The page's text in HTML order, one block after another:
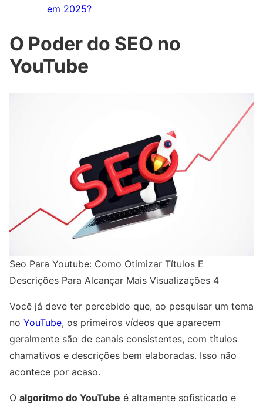
em 2025?
O Poder do SEO no
YouTube
Seo Para Youtube: Como Otimizar Títulos E
Descrições Para Alcançar Mais Visualizações 4
Você já deve ter percebido que, ao pesquisar um tema
no YouTube, os primeiros vídeos que aparecem
geralmente são de canais consistentes, com títulos
chamativos e descrições bem elaboradas. Isso não
acontece por acaso.
O algoritmo do YouTube é altamente sofisticado e